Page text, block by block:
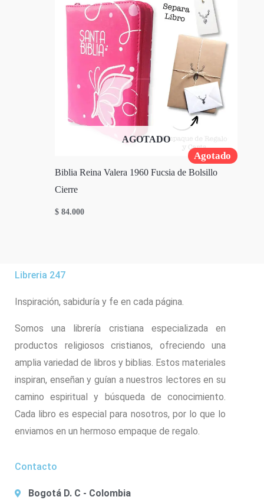
Agotado
AGOTADO
Biblia Reina Valera 1960 Fucsia de Bolsillo
Cierre
$ 84.000
Libreria 247
Inspiración, sabiduría y fe en cada página.
Somos una librería cristiana especializada en
productos religiosos cristianos, ofreciendo una
amplia variedad de libros y biblias. Estos materiales
inspiran, enseñan y guían a nuestros lectores en su
camino espiritual y búsqueda de conocimiento.
Cada libro es especial para nosotros, por lo que lo
enviamos en un hermoso empaque de regalo.
Contacto
Bogotá D. C - Colombia